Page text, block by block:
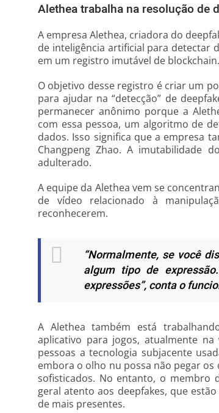
Alethea trabalha na resolução de
A empresa Alethea, criadora do
de inteligência artificial para detectar
em um registro imutável de blockchain.
O objetivo desse registro é criar um
para ajudar na “detecção” de
permanecer anônimo porque a
com essa pessoa, um algoritmo de
dados. Isso significa que a empresa
Changpeng Zhao. A imutabilidade
adulterado.
A equipe da Alethea vem se
de vídeo relacionado à
reconhecerem.
“Normalmente, se você
algum tipo de
expressões”, conta o
A Alethea também está
aplicativo para jogos, atualmente
pessoas a tecnologia subjacente
embora o olho nu possa não pegar
sofisticados. No entanto, o membro
geral atento aos deepfakes, que
de mais presentes.